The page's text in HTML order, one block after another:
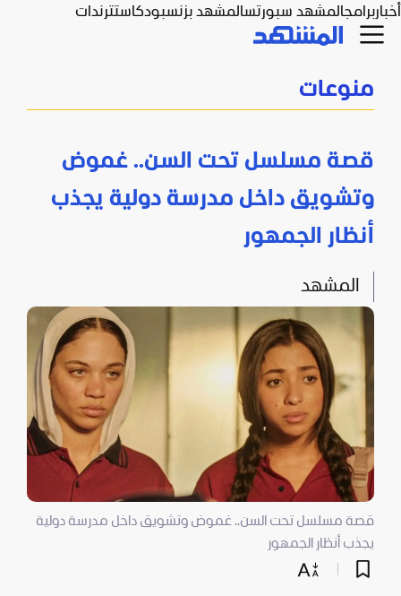
أخباربرامجالمشهد سبورتسالمشهد بزنسبودكاستترندات
منوعات
قصة مسلسل تحت السن.. غموض
وتشويق داخل مدرسة دولية يجذب
أنظار الجمهور
المشهد
قصة مسلسل تحت السن.. غموض وتشويق داخل مدرسة دولية
يجذب أنظار الجمهور